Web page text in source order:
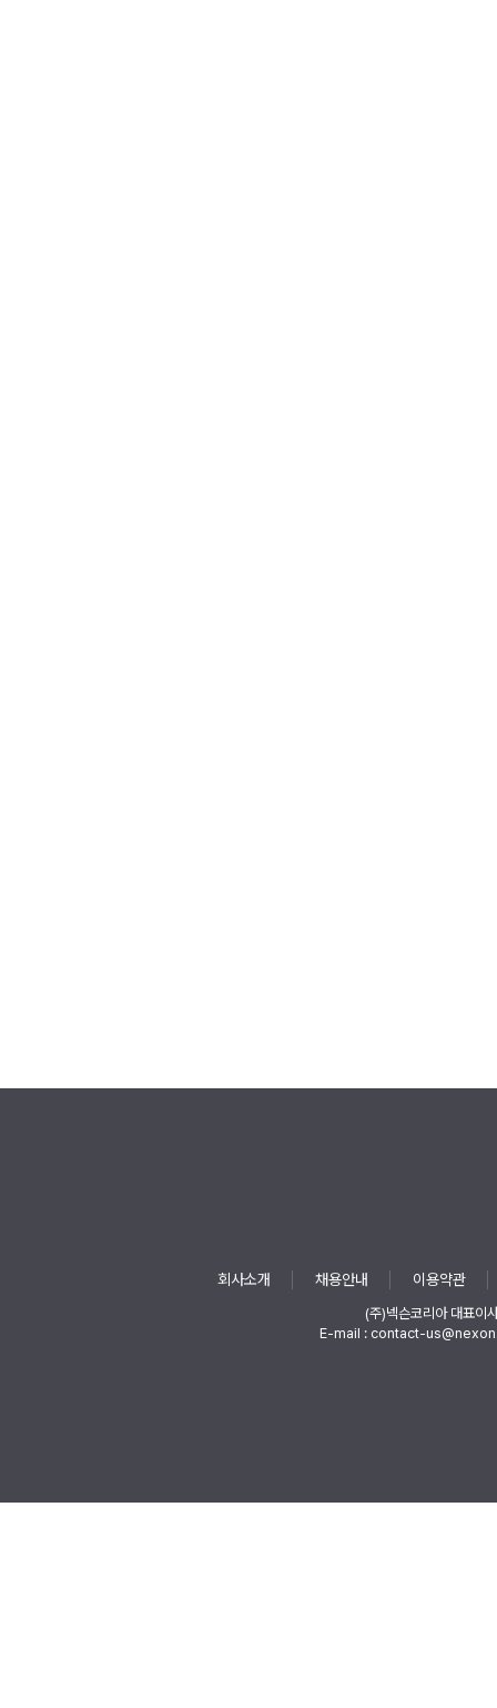
회사소개 채용안내 이용약관
(주)넥슨코리아 대표이
E-mail : contact-